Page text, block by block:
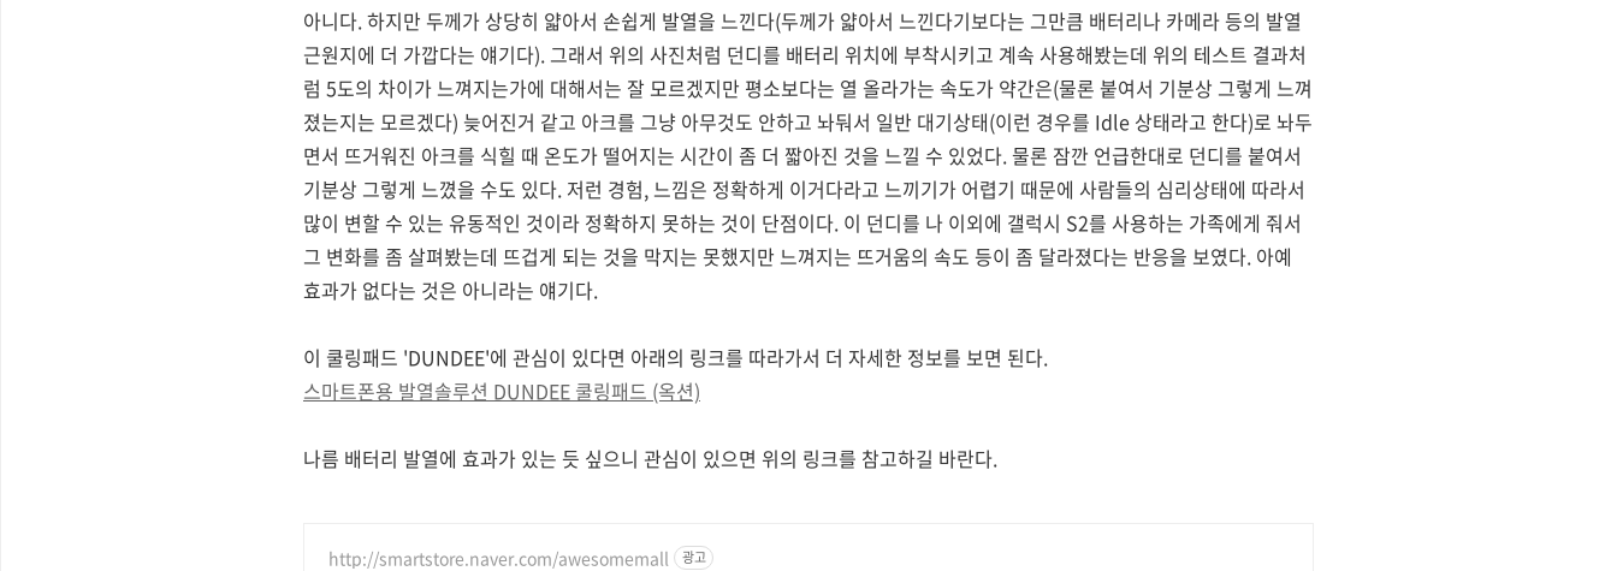
아니다. 하지만 두께가 상당히 얇아서 손쉽게 발열을 느낀다(두께가 얇아서 느낀다기보다는 그만큼 배터리나 카메라 등의 발열
근원지에 더 가깝다는 얘기다). 그래서 위의 사진처럼 던디를 배터리 위치에 부착시키고 계속 사용해봤는데 위의 테스트 결과처
럼 5도의 차이가 느껴지는가에 대해서는 잘 모르겠지만 평소보다는 열 올라가는 속도가 약간은(물론 붙여서 기분상 그렇게 느껴
졌는지는 모르겠다) 늦어진거 같고 아크를 그냥 아무것도 안하고 놔둬서 일반 대기상태(이런 경우를 Idle 상태라고 한다)로 놔두
면서 뜨거워진 아크를 식힐 때 온도가 떨어지는 시간이 좀 더 짧아진 것을 느낄 수 있었다. 물론 잠깐 언급한대로 던디를 붙여서
기분상 그렇게 느꼈을 수도 있다. 저런 경험, 느낌은 정확하게 이거다라고 느끼기가 어렵기 때문에 사람들의 심리상태에 따라서
많이 변할 수 있는 유동적인 것이라 정확하지 못하는 것이 단점이다. 이 던디를 나 이외에 갤럭시 S2를 사용하는 가족에게 줘서
그 변화를 좀 살펴봤는데 뜨겁게 되는 것을 막지는 못했지만 느껴지는 뜨거움의 속도 등이 좀 달라졌다는 반응을 보였다. 아예
효과가 없다는 것은 아니라는 얘기다.
이 쿨링패드 'DUNDEE'에 관심이 있다면 아래의 링크를 따라가서 더 자세한 정보를 보면 된다.
스마트폰용 발열솔루션 DUNDEE 쿨링패드 (옥션)
나름 배터리 발열에 효과가 있는 듯 싶으니 관심이 있으면 위의 링크를 참고하길 바란다.
http://smartstore.naver.com/awesomemall 광고